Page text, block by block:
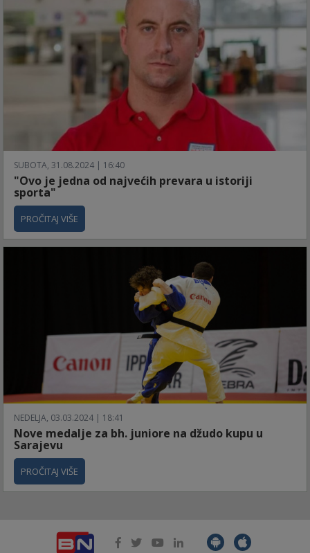
SUBOTA, 31.08.2024 | 16:40
"Ovo je jedna od najvećih prevara u istoriji
sporta"
PROČITAJ VIŠE
NEDELJA, 03.03.2024 | 18:41
Nove medalje za bh. juniore na džudo kupu u
Sarajevu
PROČITAJ VIŠE